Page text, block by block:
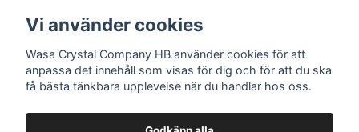
Kontakt
Vi använder cookies
Wasa Crystal Company HB använder cookies för att
anpassa det innehåll som visas för dig och för att du ska
få bästa tänkbara upplevelse när du handlar hos oss.